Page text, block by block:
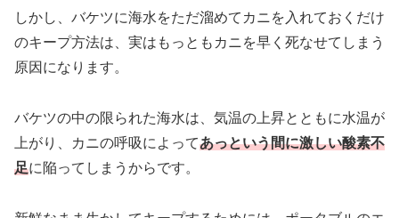
しかし、バケツに海水をただ溜めてカニを入れておくだけ
のキープ方法は、実はもっともカニを早く死なせてしまう
原因になります。
バケツの中の限られた海水は、気温の上昇とともに水温が
上がり、カニの呼吸によってあっという間に激しい酸素不
足に陥ってしまうからです。